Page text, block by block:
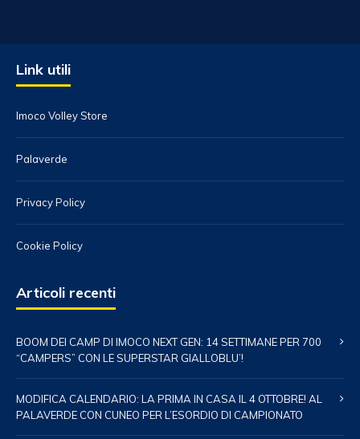
Link utili
Imoco Volley Store
Palaverde
Privacy Policy
Cookie Policy
Articoli recenti
BOOM DEI CAMP DI IMOCO NEXT GEN: 14 SETTIMANE PER 700
“CAMPERS” CON LE SUPERSTAR GIALLOBLU’!
MODIFICA CALENDARIO: LA PRIMA IN CASA IL 4 OTTOBRE! AL
PALAVERDE CON CUNEO PER L’ESORDIO DI CAMPIONATO